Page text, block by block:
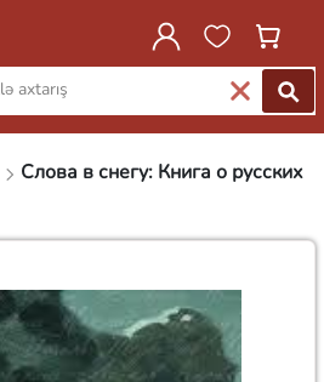
Слова в снегу: Книга о русских